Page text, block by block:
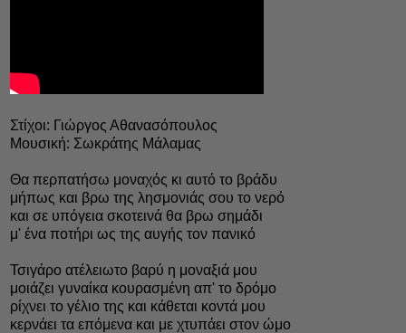
Στίχοι: Γιώργος Αθανασόπουλος
Μουσική: Σωκράτης Μάλαμας
Θα περπατήσω μοναχός κι αυτό το βράδυ
μήπως και βρω της λησμονιάς σου το νερό
και σε υπόγεια σκοτεινά θα βρω σημάδι
μ' ένα ποτήρι ως της αυγής τον πανικό
Τσιγάρο ατέλειωτο βαρύ η μοναξιά μου
μοιάζει γυναίκα κουρασμένη απ' το δρόμο
ρίχνει το γέλιο της και κάθεται κοντά μου
κερνάει τα επόμενα και με χτυπάει στον ώμο